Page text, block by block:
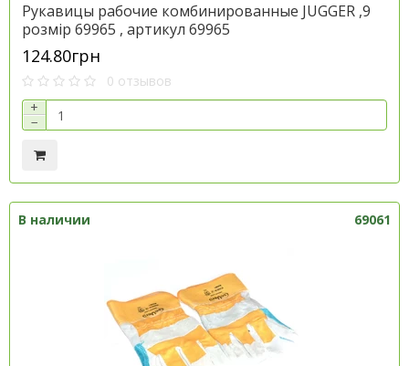
Рукавицы рабочие комбинированные JUGGER ,9
розмір 69965 , артикул 69965
124.80грн
0 отзывов
+
−
В наличии 69061